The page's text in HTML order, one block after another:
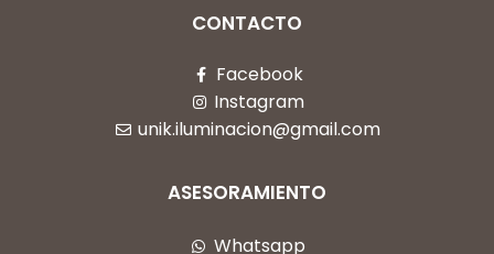
CONTACTO
Facebook
Instagram
unik.iluminacion@gmail.com
ASESORAMIENTO
Whatsapp